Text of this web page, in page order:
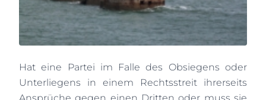
Hat eine Partei im Falle des Obsiegens oder
Unterliegens in einem Rechtsstreit ihrerseits